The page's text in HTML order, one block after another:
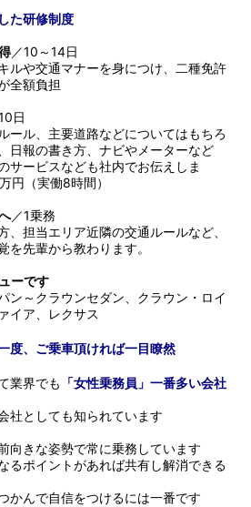
た研修制度
／10～14日
ルや交通マナーを身につけ、二種免許
全額負担
日
ール、主要道路などについてはもちろ
日報の書き方、ナビやメーターなど
サービスなども社内でお伝えしま
（実働8時間）
／1乗務
、担当エリア近隣の交通ルールなど、
を先輩から教わります。
ーです
ン～クラウンセダン、クラウン・ロイ
イア、レクサス
度、ご乗車頂ければ一目瞭然
業界でも 「女性乗務員」一番多い会社
社としても知られています
向きな姿勢で常に乗務しています
るポイントがあれば共有し解消できる
かんで自信をつけるには一番です